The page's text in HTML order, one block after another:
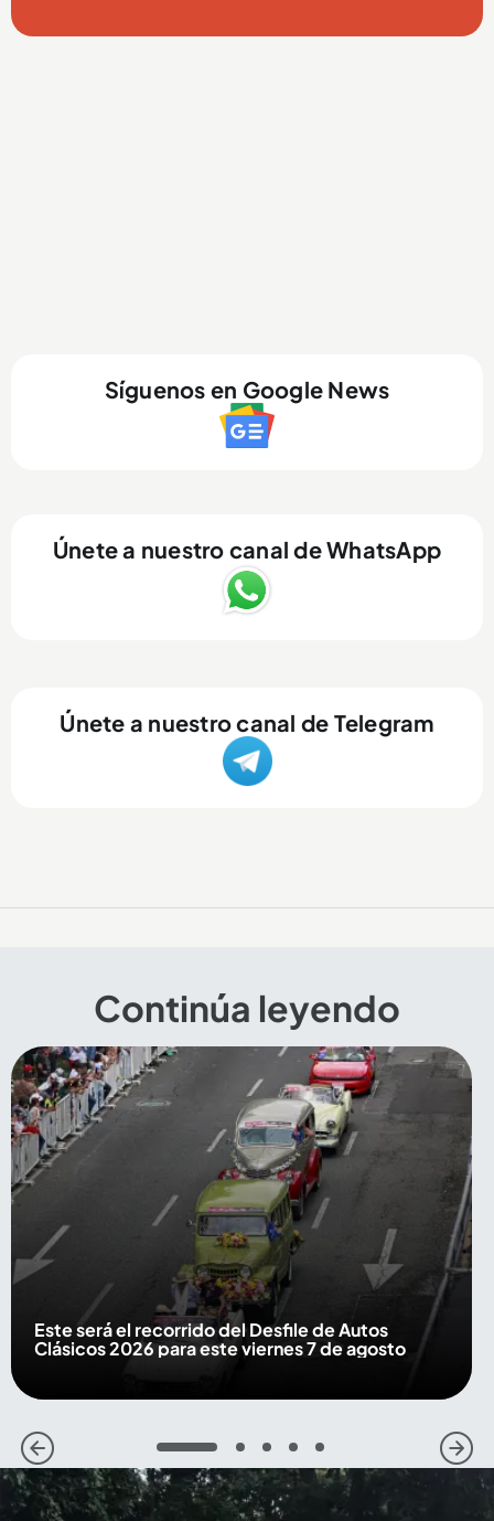
Síguenos en Google News
Únete a nuestro canal de WhatsApp
Únete a nuestro canal de Telegram
Continúa leyendo
Este será el recorrido del Desfile de Autos
Clásicos 2026 para este viernes 7 de agosto
1 2 3 4 5